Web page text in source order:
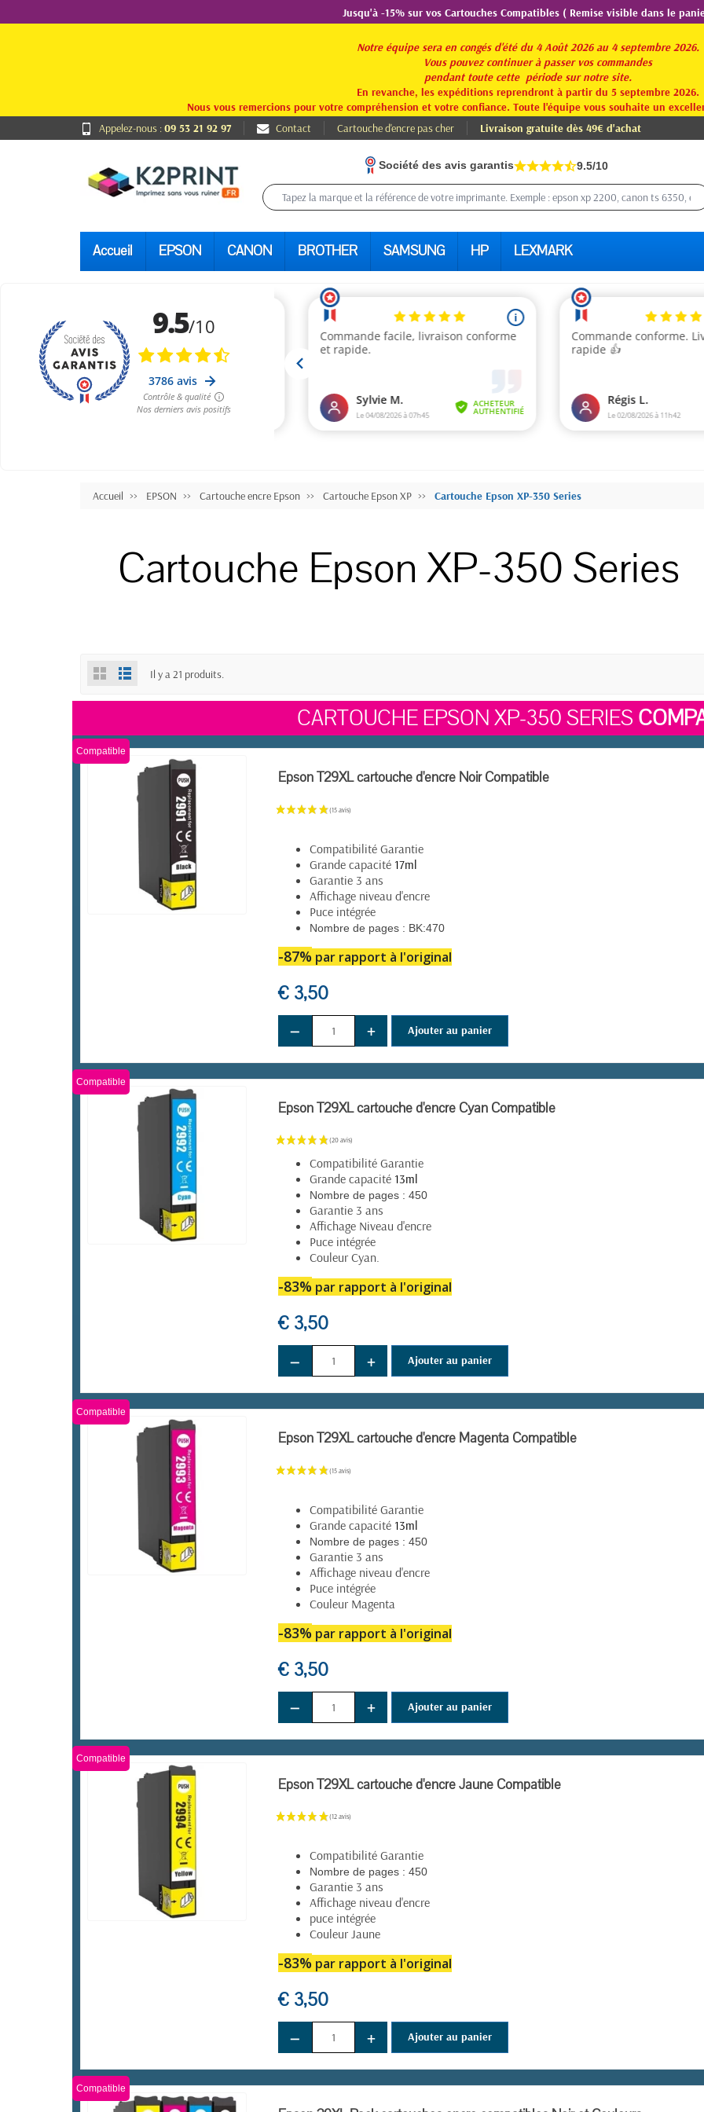
Jusqu'à -15% sur vos Cartouches Compatibles ( Remise visible dans le
Notre équipe sera en congés d'été du 4 Août 2026 au 4 septembre 2026.
Vous pouvez continuer à passer vos commandes
pendant toute cette période sur notre site.
En revanche, les expéditions reprendront à partir du 5 septembre 2026.
Nous vous remercions pour votre compréhension et votre confiance. Toute l'équipe vous souhaite un
Appelez-nous :09 53 21 92 97 Contact Cartouche d'encre pas cher Livraison gratuite dès 49€ d'achat
Société des avis garantis 9.5/10
Accueil EPSON CANON BROTHER SAMSUNG HP LEXMARK
Accueil EPSON Cartouche encre Epson Cartouche Epson XP Cartouche Epson XP-350 Series
Cartouche Epson XP-350 Series
Il y a 21 produits.
CARTOUCHE EPSON XP-350 SERIES
Compatible
Epson T29XL cartouche d'encre Noir Compatible
Compatibilité Garantie
Grande capacité 17ml
Garantie 3 ans
Affichage niveau d'encre
Puce intégrée
Nombre de pages : BK:470
-87% par rapport à l'original
€ 3,50
− + Ajouter au panier
Compatible
Epson T29XL cartouche d'encre Cyan Compatible
Compatibilité Garantie
Grande capacité 13ml
Nombre de pages : 450
Garantie 3 ans
Affichage Niveau d'encre
Puce intégrée
Couleur Cyan.
-83% par rapport à l'original
€ 3,50
− + Ajouter au panier
Compatible
Epson T29XL cartouche d'encre Magenta Compatible
Compatibilité Garantie
Grande capacité 13ml
Nombre de pages : 450
Garantie 3 ans
Affichage niveau d'encre
Puce intégrée
Couleur Magenta
-83% par rapport à l'original
€ 3,50
− + Ajouter au panier
Compatible
Epson T29XL cartouche d'encre Jaune Compatible
Compatibilité Garantie
Nombre de pages : 450
Garantie 3 ans
Affichage niveau d'encre
puce intégrée
Couleur Jaune
-83% par rapport à l'original
€ 3,50
− + Ajouter au panier
Compatible